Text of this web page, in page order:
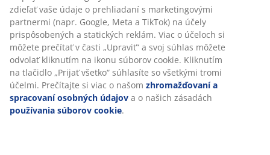
SKU: 6842438
Špecifikácie
Hodnotenia
zdieľať vaše údaje o prehliadaní s marketingovými
partnermi (napr. Google, Meta a TikTok) na účely
prispôsobených a statických reklám. Viac o účeloch si
môžete prečítať v časti „Upraviť“ a svoj súhlas môžete
odvolať kliknutím na ikonu súborov cookie. Kliknutím
na tlačidlo „Prijať všetko“ súhlasíte so všetkými tromi
účelmi. Prečítajte si viac o našom zhromažďovaní a
spracovaní osobných údajov a o našich zásadách
používania súborov cookie.